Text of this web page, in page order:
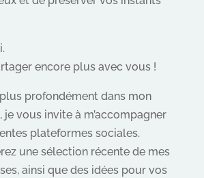
encore plus avec vous !
profondément dans mon
je vous invite à m’accompagner
plateformes sociales.
une sélection récente de mes
ainsi que des idées pour vos